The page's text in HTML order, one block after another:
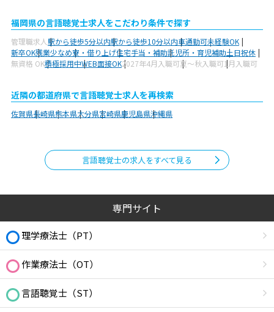
福岡県の言語聴覚士求人をこだわり条件で探す
管理職求人駅から徒歩5分以内駅から徒歩10分以内車通勤可未経験OK
新卒OK残業少なめ寮・借り上げ住宅手当・補助託児所・育児補助土日祝休
無資格 OK積極採用中WEB面接OK2027年4月入職可夏～秋入職可1月入職可
近隣の都道府県で言語聴覚士求人を再検索
佐賀県長崎県熊本県大分県宮崎県鹿児島県沖縄県
言語聴覚士の求人をすべて見る
専門サイト
理学療法士（PT）
作業療法士（OT）
言語聴覚士（ST）